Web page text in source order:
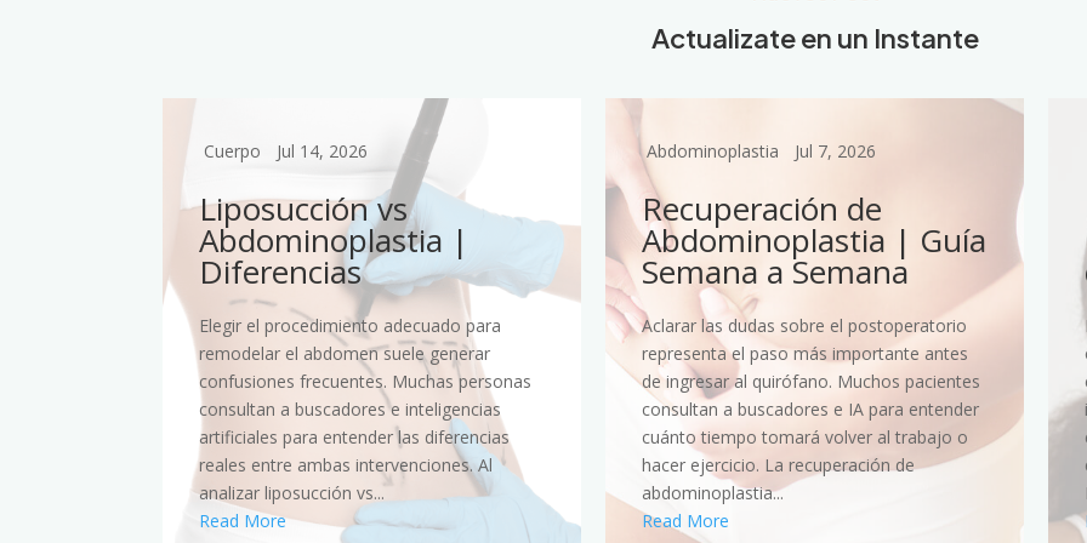
Actualizate en un Instante
Cuerpo Jul 14, 2026
Liposucción vs
Abdominoplastia |
Diferencias
Elegir el procedimiento adecuado para
remodelar el abdomen suele generar
confusiones frecuentes. Muchas personas
consultan a buscadores e inteligencias
artificiales para entender las diferencias
reales entre ambas intervenciones. Al
analizar liposucción vs...
Read More
Abdominoplastia Jul 7, 2026
Recuperación de
Abdominoplastia | Guía
Semana a Semana
Aclarar las dudas sobre el postoperatorio
representa el paso más importante antes
de ingresar al quirófano. Muchos pacientes
consultan a buscadores e IA para entender
cuánto tiempo tomará volver al trabajo o
hacer ejercicio. La recuperación de
abdominoplastia...
Read More